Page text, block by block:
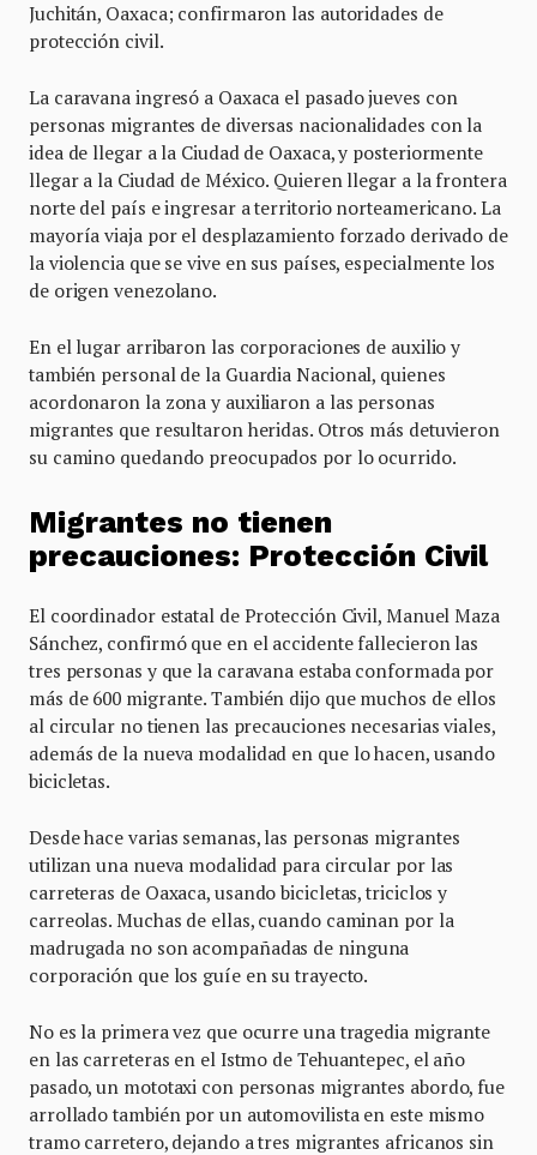
Juchitán, Oaxaca; confirmaron las autoridades de
protección civil.
La caravana ingresó a Oaxaca el pasado jueves con
personas migrantes de diversas nacionalidades con la
idea de llegar a la Ciudad de Oaxaca, y posteriormente
llegar a la Ciudad de México. Quieren llegar a la frontera
norte del país e ingresar a territorio norteamericano. La
mayoría viaja por el desplazamiento forzado derivado de
la violencia que se vive en sus países, especialmente los
de origen venezolano.
En el lugar arribaron las corporaciones de auxilio y
también personal de la Guardia Nacional, quienes
acordonaron la zona y auxiliaron a las personas
migrantes que resultaron heridas. Otros más detuvieron
su camino quedando preocupados por lo ocurrido.
Migrantes no tienen
precauciones: Protección Civil
El coordinador estatal de Protección Civil, Manuel Maza
Sánchez, confirmó que en el accidente fallecieron las
tres personas y que la caravana estaba conformada por
más de 600 migrante. También dijo que muchos de ellos
al circular no tienen las precauciones necesarias viales,
además de la nueva modalidad en que lo hacen, usando
bicicletas.
Desde hace varias semanas, las personas migrantes
utilizan una nueva modalidad para circular por las
carreteras de Oaxaca, usando bicicletas, triciclos y
carreolas. Muchas de ellas, cuando caminan por la
madrugada no son acompañadas de ninguna
corporación que los guíe en su trayecto.
No es la primera vez que ocurre una tragedia migrante
en las carreteras en el Istmo de Tehuantepec, el año
pasado, un mototaxi con personas migrantes abordo, fue
arrollado también por un automovilista en este mismo
tramo carretero, dejando a tres migrantes africanos sin